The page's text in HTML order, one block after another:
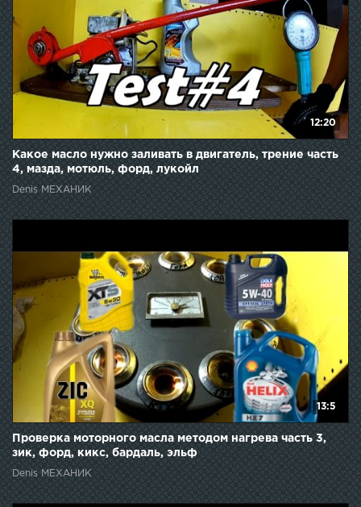
12:20
Какое масло нужно заливать в двигатель, трение часть
4, мазда, мотюль, форд, лукойл
Denis МЕХАНИК
13:5
Проверка моторного масла методом нагрева часть 3,
зик, форд, кикс, бардаль, эльф
Denis МЕХАНИК